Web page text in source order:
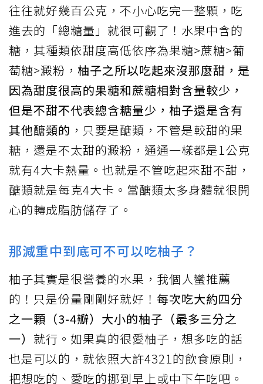
往往就好幾百公克，不小心吃完一整顆，吃
進去的「總糖量」就很可觀了！水果中含的
糖，其種類依甜度高低依序為果糖>蔗糖>葡
萄糖>澱粉， 柚子之所以吃起來沒那麼甜，是
因為甜度很高的果糖和蔗糖相對含量較少，
但是不甜不代表總含糖量少，柚子還是含有
其他醣類的 ，只要是醣類，不管是較甜的果
糖，還是不太甜的澱粉，通通一樣都是1公克
就有4大卡熱量。也就是不管吃起來甜不甜，
醣類就是每克4大卡。當醣類太多身體就很開
心的轉成脂肪儲存了。
那減重中到底可不可以吃柚子？
柚子其實是很營養的水果，我個人蠻推薦
的！只是份量剛剛好就好！ 每次吃大約四分
之一顆（3-4瓣）大小的柚子（最多三分之
一） 就行。如果真的很愛柚子，想多吃的話
也是可以的，就依照大許4321的飲食原則，
把想吃的、愛吃的挪到早上或中下午吃吧。